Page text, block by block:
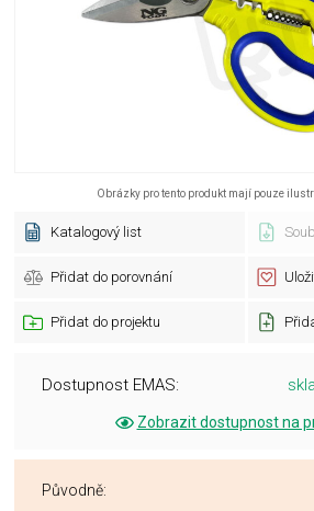
Obrázky pro tento produkt mají pouze
Katalogový list
Přidat do porovnání
Přidat do projektu
Dostupnost EMAS:
Zobrazit dostupnost na
Původně: